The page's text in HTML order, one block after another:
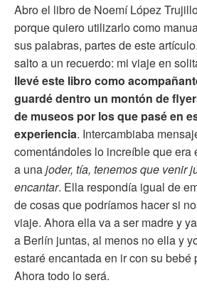
Abro el libro de Noemí López
porque quiero utilizarlo como
sus palabras, partes de este
salto a un recuerdo: mi viaje en
llevé este libro como
guardé dentro un montón de
de museos por los que pasé en
experiencia. Intercambiaba
comentándoles lo increíble que era
a unajoder, tía, tenemos que venir
encantar. Ella respondía igual de
de cosas que podríamos hacer si
viaje. Ahora ella va a ser madre y
a Berlín juntas, al menos no ella y
estaré encantada en ir con su bebé
Ahora todo lo será.